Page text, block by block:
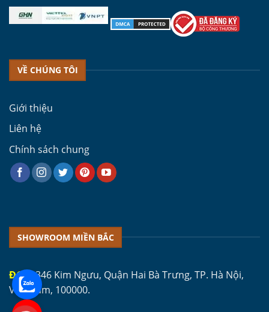
VỀ CHÚNG TÔI
Giới thiệu
Liên hệ
Chính sách chung
SHOWROOM MIỀN BẮC
ĐC 1:346 Kim Ngưu, Quận Hai Bà Trưng, TP. Hà Nội,
Việt Nam, 100000.